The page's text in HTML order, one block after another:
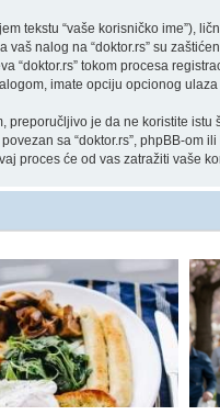
tekstu “vaše korisničko ime”),
vaš nalog na “doktor.rs” su
“doktor.rs” tokom procesa
imate opciju opcionog
je da ne koristite
sa “doktor.rs”, phpBB-
proces će od vas zatražiti